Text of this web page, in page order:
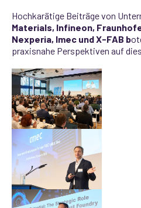
Hochkarätige Beiträge von
Materials, Infineon,
Nexperia, Imec und X‑FAB b
praxisnahe Perspektiven auf